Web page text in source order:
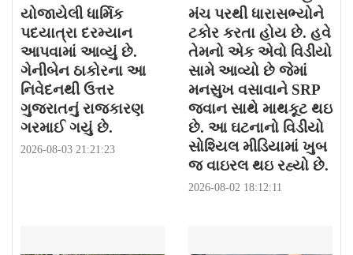
યોજાયેલી ધાર્મિક
પદયાત્રા દરમ્યાન
આપવામાં આવ્યું છે.
ગેનીબેન ઠાકોરના આ
નિવેદનથી ઉત્તર
ગુજરાતનું રાજકારણ
ગરમાઈ ગયું છે.
2026-08-03 21:21:23
મંચ પરથી ધારાસભ્યોને
ટકોર કરતા હોય છે. હવે
તેમનો એક એવો વિડીયો
સામે આવ્યો છે જેમાં
મનસુખ વસાવાને SRP
જવાન સાથે માથકૂટ થઇ
છે. આ ઘટનાનો વિડીયો
સોશ્યિલ મીડિયામાં ખુબ
જ વાઇરલ થઇ રહ્યો છે.
2026-08-02 18:12:11